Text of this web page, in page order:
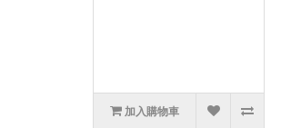
加入購物車